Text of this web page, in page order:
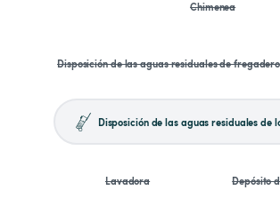
Chimenea
Disposición de las aguas residuales de
Disposición de las aguas residuales de
Lavadora Depósito